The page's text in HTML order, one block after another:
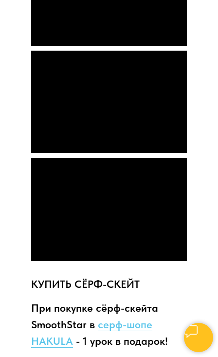
КУПИТЬ СЁРФ-СКЕЙТ
При покупке сёрф-скейта
SmoothStar в серф-шопе
HAKULA - 1 урок в подарок!